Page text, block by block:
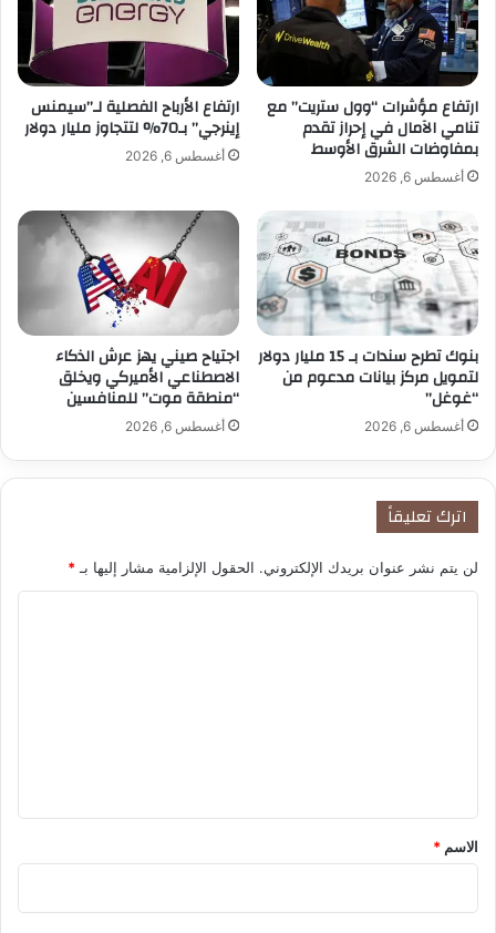
ي
ف
ر
س
ت
"
.
.
ت
ش
ا
ف
ص
ي
ن
ي
ي
ي
ر
ق
اً
ل
إ
غ
ل
ا
ق
ا
ل
و
م
ي
ارتفاع مؤشرات “وول ستريت” مع
تنامي الآمال في إحراز تقدم
بمفاوضات الشرق الأوسط
أغسطس 6, 2026
ارتفاع الأرباح الفصلية لـ”سيمنس
إينرجي” بـ70% لتتجاوز مليار دولار
أغسطس 6, 2026
بنوك تطرح سندات بـ 15 مليار دولار
لتمويل مركز بيانات مدعوم من
“غوغل”
أغسطس 6, 2026
اجتياح صيني يهز عرش الذكاء
الاصطناعي الأميركي ويخلق
“منطقة موت” للمنافسين
أغسطس 6, 2026
اترك تعليقاً
لن يتم نشر عنوان بريدك الإلكتروني. الحقول الإلزامية مشار إليها بـ *
*
الاسم *